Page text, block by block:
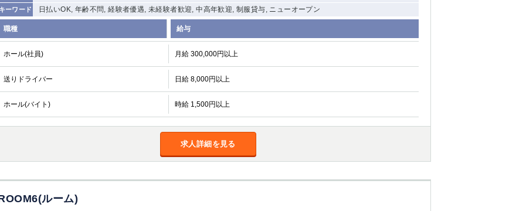
キーワード 日払いOK, 年齢不問, 経験者優遇, 未経験者歓迎, 中高年歓迎, 制服貸与, ニューオープン
職種 給与
ホール(社員) 月給 300,000円以上
送りドライバー 日給 8,000円以上
ホール(バイト) 時給 1,500円以上
求人詳細を見る
ルーム)